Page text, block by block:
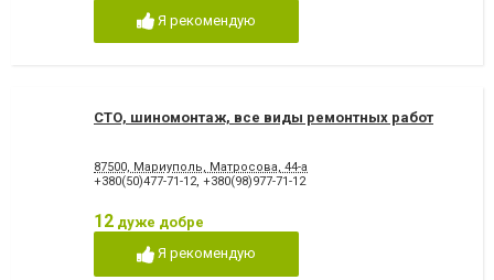
Я рекомендую
СТО, шиномонтаж, все виды ремонтных работ
87500, Мариуполь, Матросова, 44-а
+380(50)477-71-12, +380(98)977-71-12
12 дуже добре
Я рекомендую